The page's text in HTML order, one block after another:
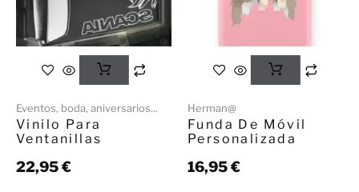
Eventos, boda, aniversarios...
Vinilo Para
Ventanillas
22,95€
Herman@
Funda De Móvil
Personalizada
16,95€